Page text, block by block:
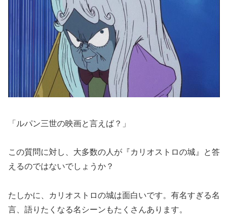
「ルパン三世の映画と言えば？」
この質問に対し、大多数の人が『カリオストロの城』と答
えるのではないでしょうか？
たしかに、カリオストロの城は面白いです。有名すぎる名
言、語りたくなる名シーンもたくさんあります。